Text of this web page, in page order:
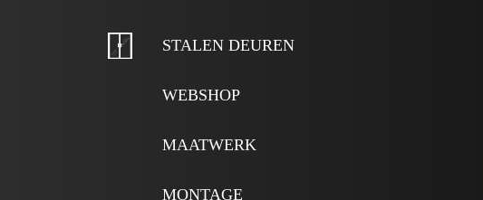
STALEN DEUREN
WEBSHOP
MAATWERK
MONTAGE